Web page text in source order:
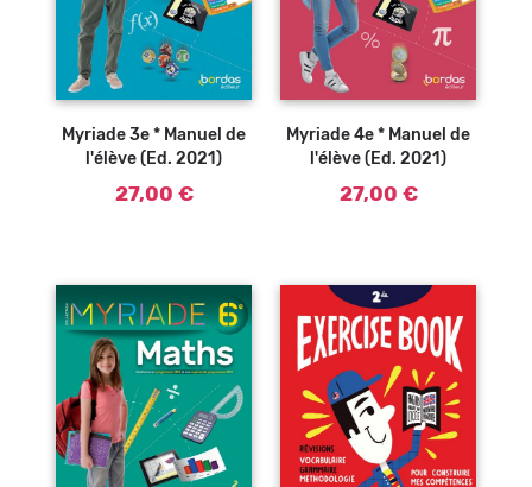
Ajouter au
Myriade 3e * Manuel de
l'élève (Ed. 2021)
27,00 €
Ajouter au
Myriade 4e * Manuel de
l'élève (Ed. 2021)
27,00 €